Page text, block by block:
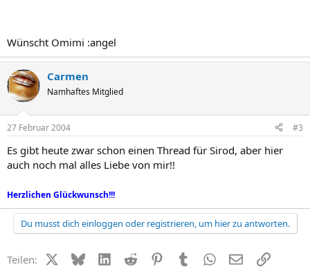
Wünscht Omimi :angel
Carmen
Namhaftes Mitglied
27 Februar 2004 #3
Es gibt heute zwar schon einen Thread für Sirod, aber hier
auch noch mal alles Liebe von mir!!
Herzlichen Glückwunsch!!!
Du musst dich einloggen oder registrieren, um hier zu antworten.
Teilen: X (Twitter)
BlueskyLinkedIn
Reddit PinterestTumblr WhatsApp
E-MailLink